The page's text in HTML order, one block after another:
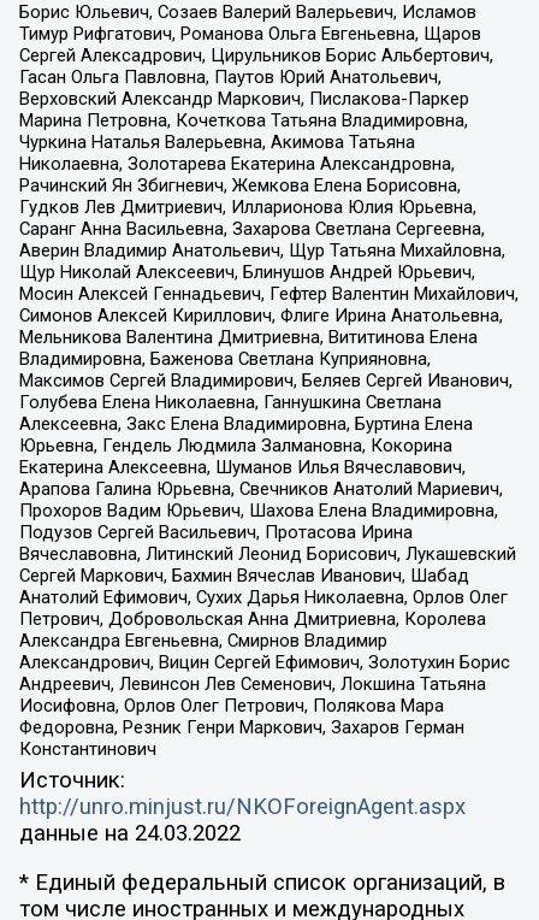
Борис Юльевич, Созаев Валерий Валерьевич, Исламов
Тимур Рифгатович, Романова Ольга Евгеньевна, Щаров
Сергей Алексадрович, Цирульников Борис Альбертович,
Гасан Ольга Павловна, Паутов Юрий Анатольевич,
Верховский Александр Маркович, Пислакова-Паркер
Марина Петровна, Кочеткова Татьяна Владимировна,
Чуркина Наталья Валерьевна, Акимова Татьяна
Николаевна, Золотарева Екатерина Александровна,
Рачинский Ян Збигневич, Жемкова Елена Борисовна,
Гудков Лев Дмитриевич, Илларионова Юлия Юрьевна,
Саранг Анна Васильевна, Захарова Светлана Сергеевна,
Аверин Владимир Анатольевич, Щур Татьяна Михайловна,
Щур Николай Алексеевич, Блинушов Андрей Юрьевич,
Мосин Алексей Геннадьевич, Гефтер Валентин Михайлович,
Симонов Алексей Кириллович, Флиге Ирина Анатольевна,
Мельникова Валентина Дмитриевна, Вититинова Елена
Владимировна, Баженова Светлана Куприяновна,
Максимов Сергей Владимирович, Беляев Сергей Иванович,
Голубева Елена Николаевна, Ганнушкина Светлана
Алексеевна, Закс Елена Владимировна, Буртина Елена
Юрьевна, Гендель Людмила Залмановна, Кокорина
Екатерина Алексеевна, Шуманов Илья Вячеславович,
Арапова Галина Юрьевна, Свечников Анатолий Мариевич,
Прохоров Вадим Юрьевич, Шахова Елена Владимировна,
Подузов Сергей Васильевич, Протасова Ирина
Вячеславовна, Литинский Леонид Борисович, Лукашевский
Сергей Маркович, Бахмин Вячеслав Иванович, Шабад
Анатолий Ефимович, Сухих Дарья Николаевна, Орлов Олег
Петрович, Добровольская Анна Дмитриевна, Королева
Александра Евгеньевна, Смирнов Владимир
Александрович, Вицин Сергей Ефимович, Золотухин Борис
Андреевич, Левинсон Лев Семенович, Локшина Татьяна
Иосифовна, Орлов Олег Петрович, Полякова Мара
Федоровна, Резник Генри Маркович, Захаров Герман
Константинович
Источник:
http://unro.minjust.ru/NKOForeignAgent.aspx
данные на 24.03.2022
* Единый федеральный список организаций, в
том числе иностранных и международных